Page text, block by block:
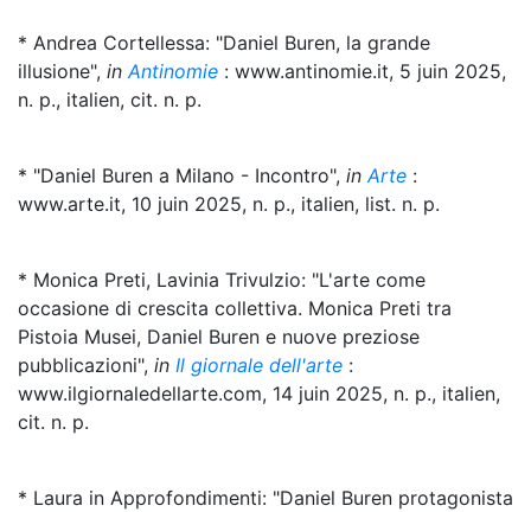
* Andrea Cortellessa: "Daniel Buren, la grande
illusione", in Antinomie : www.antinomie.it, 5 juin 2025,
n. p., italien, cit. n. p.
* "Daniel Buren a Milano - Incontro", in Arte :
www.arte.it, 10 juin 2025, n. p., italien, list. n. p.
* Monica Preti, Lavinia Trivulzio: "L'arte come
occasione di crescita collettiva. Monica Preti tra
Pistoia Musei, Daniel Buren e nuove preziose
pubblicazioni", in Il giornale dell'arte :
www.ilgiornaledellarte.com, 14 juin 2025, n. p., italien,
cit. n. p.
* Laura in Approfondimenti: "Daniel Buren protagonista